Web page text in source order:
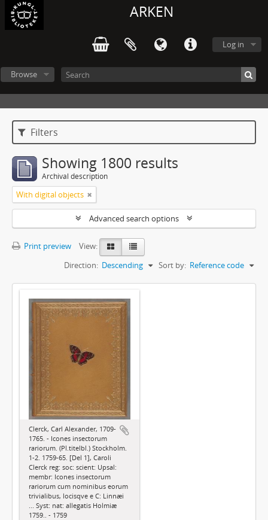
ARKEN
Log in
Browse
Filters
Showing 1800 results
Archival description
With digital objects
Advanced search options
Print preview
View:
Sort by: Reference code
Direction: Descending
Clerck, Carl Alexander, 1709-
1765. - Icones insectorum
rariorum. (Pl.titelbl.) Stockholm.
1-2. 1759-65. [Del 1], Caroli
Clerck reg: soc: scient: Upsal:
membr: Icones insectorum
rariorum cum nominibus eorum
trivialibus, locisqve e C: Linnæi
... Syst: nat: allegatis Holmiæ
1759.. - 1759